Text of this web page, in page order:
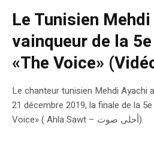
Le Tunisien
vainqueur de la
«The Voice»
Le chanteur tunisien Mehdi Ayachi
21 décembre 2019, la finale de la
Voice» ( Ahla Sawt – أحلى صوت).